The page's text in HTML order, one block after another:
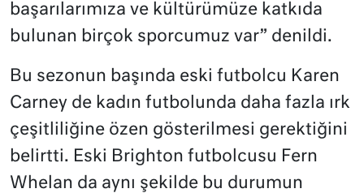
başarılarımıza ve kültürümüze katkıda
bulunan birçok sporcumuz var” denildi.
Bu sezonun başında eski futbolcu Karen
Carney de kadın futbolunda daha fazla ırk
çeşitliliğine özen gösterilmesi gerektiğini
belirtti. Eski Brighton futbolcusu Fern
Whelan da aynı şekilde bu durumun